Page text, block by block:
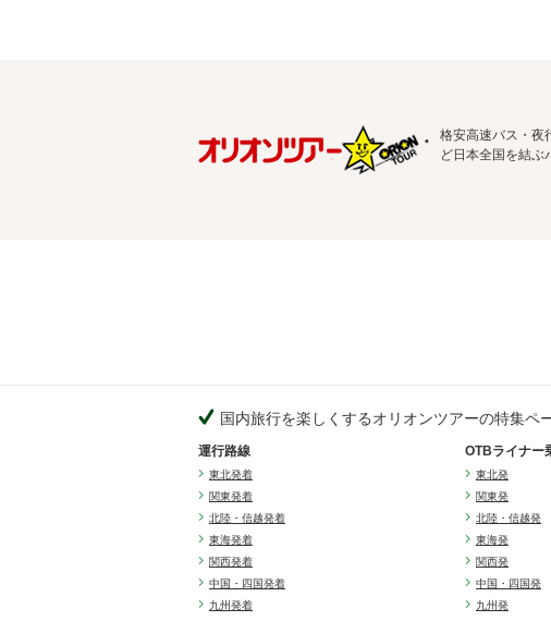
格安高速バス・夜
ど日本全国を結ぶ
国内旅行を楽しくするオリオンツアーの特集ペ
運行路線
東北発着
関東発着
北陸・信越発着
東海発着
関西発着
中国・四国発着
九州発着
OTBライナー
東北発
関東発
北陸・信越発
東海発
関西発
中国・四国発
九州発